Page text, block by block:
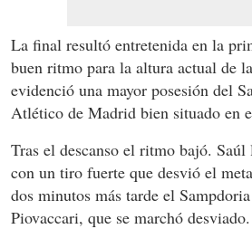
La final resultó entretenida en la
buen ritmo para la altura actual de
evidenció una mayor posesión del
Atlético de Madrid bien situado en
Tras el descanso el ritmo bajó.
con un tiro fuerte que desvió el
dos minutos más tarde el
Piovaccari, que se marchó desviado.